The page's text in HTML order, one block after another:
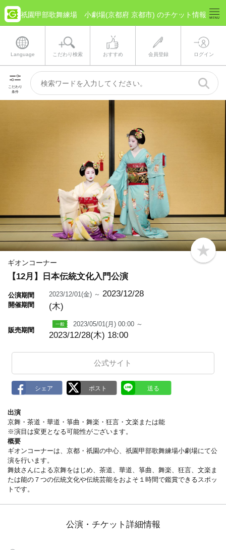
祇園甲部歌舞練場 小劇場(京都府 京都市) のチケット情報
Language こだわり検索 おすすめ 会員登録 ログイン
こだわり
条件
b
o
ギオンコーナー
【12月】日本伝統文化入門公演
公演期間
開催期間
2023/12/01(金) ～ 2023/12/28
(木)
販売期間
2023/05/01(月) 00:00 ～
2023/12/28(木) 18:00
公式サイト
出演
京舞・茶道・華道・箏曲・舞楽・狂言・文楽または能
※演目は変更となる可能性がございます。
概要
ギオンコーナーは、京都・祇園の中心、祇園甲部歌舞練場小劇場にて公
演を行います。
舞妓さんによる京舞をはじめ、茶道、華道、箏曲、舞楽、狂言、文楽ま
たは能の７つの伝統文化や伝統芸能をおよそ１時間で鑑賞できるスポッ
トです。
公演・チケット詳細情報